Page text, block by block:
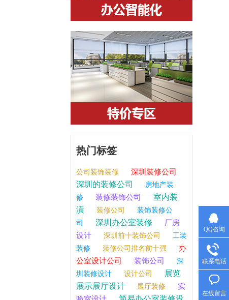
热门标签
公司装饰装修 深圳装修公司
深圳的装修公司
房地产装
修
装修装饰公司
室内装
潢
装修公司
装饰装修公
司
深圳办公室装修
厂房
设计
深圳前十装饰公司
工装
装修
装修公司排名前十强
办
公室设计公司
装饰公司
深
圳装修设计
设计公司
展览
展示展厅设计
展厅装修
实
QQ咨询
联系电话
在线留言